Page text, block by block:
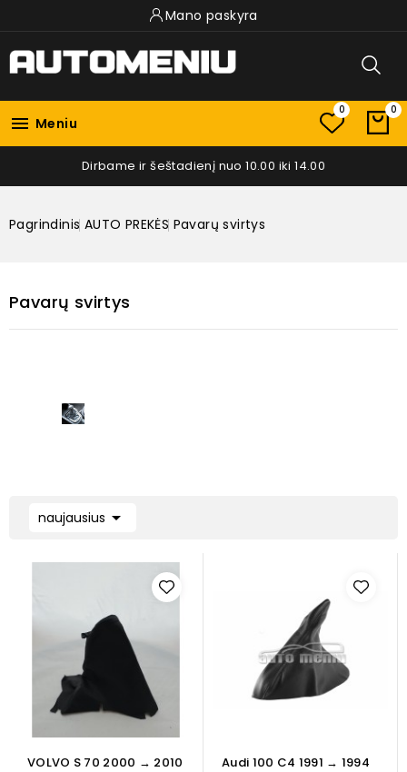
Mano paskyra
 Meniu
0 0
Dirbame ir šeštadienį nuo 10.00 iki 14.00
Pagrindinis AUTO PREKĖS Pavarų svirtys
Pavarų svirtys
naujausius 
VOLVO S 70 2000 → 2010
Audi 100 C4 1991 → 1994